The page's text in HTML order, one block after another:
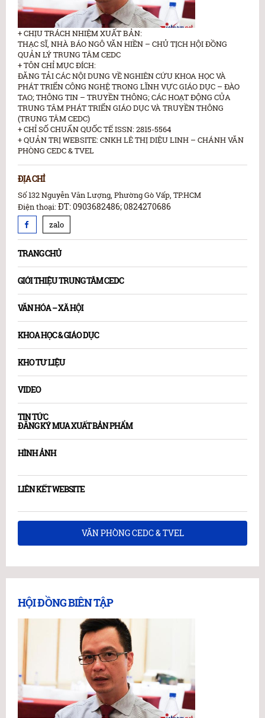
+ CHỊU TRÁCH NHIỆM XUẤT BẢN:
THẠC SĨ, NHÀ BÁO NGÔ VĂN HIỀN – CHỦ TỊCH HỘI ĐỒNG
QUẢN LÝ TRUNG TÂM CEDC
+ TÔN CHỈ MỤC ĐÍCH:
ĐĂNG TẢI CÁC NỘI DUNG VỀ NGHIÊN CỨU KHOA HỌC VÀ
PHÁT TRIỂN CÔNG NGHỆ TRONG LĨNH VỰC GIÁO DỤC – ĐÀO
TAO; THÔNG TIN – TRUYỀN THÔNG; CÁC HOẠT ĐỘNG CỦA
TRUNG TÂM PHÁT TRIỂN GIÁO DỤC VÀ TRUYỀN THÔNG
(TRUNG TÂM CEDC)
+ CHỈ SỐ CHUẨN QUỐC TẾ ISSN: 2815-5564
+ QUẢN TRỊ WEBSITE: CNKH LÊ THỊ DIỆU LINH – CHÁNH VĂN
PHÒNG CEDC & TVEL
ĐỊA CHỈ
Số 132 Nguyễn Văn Lượng, Phường Gò Vấp, TP.HCM
Điện thoại:ĐT: 0903682486; 0824270686
zalo
TRANG CHỦ
GIỚI THIỆU TRUNG TÂM CEDC
VĂN HÓA – XÃ HỘI
KHOA HỌC & GIÁO DỤC
KHO TƯ LIỆU
VIDEO
TIN TỨC
ĐĂNG KÝ MUA XUẤT BẢN PHẨM
HÌNH ẢNH
LIÊN KẾT WEBSITE
VĂN PHÒNG CEDC & TVEL
HỘI ĐỒNG BIÊN TẬP